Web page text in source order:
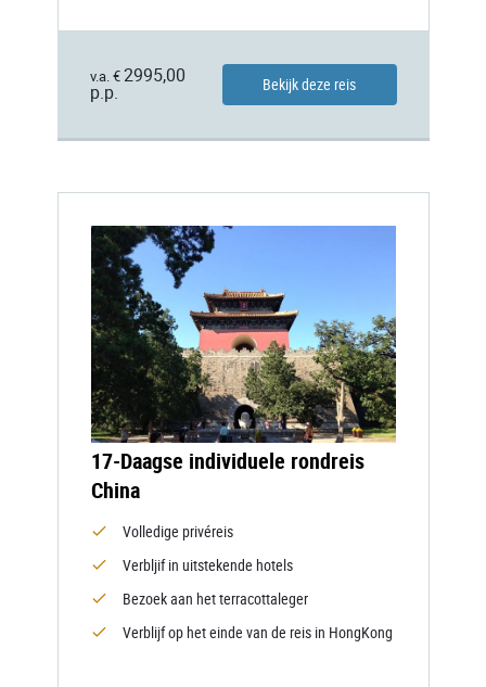
v.a. € 2995,00
p.p.
Bekijk deze reis
17-Daagse individuele rondreis
China
Volledige privéreis
Verbljif in uitstekende hotels
Bezoek aan het terracottaleger
Verblijf op het einde van de reis in HongKong